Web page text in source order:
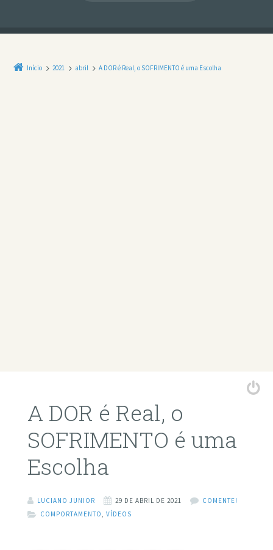
Início 2021 abril A DOR é Real, o SOFRIMENTO é uma Escolha
A DOR é Real, o
SOFRIMENTO é uma
Escolha
LUCIANO JUNIOR 29 DE ABRIL DE 2021
COMENTE!
COMPORTAMENTO
VÍDEOS